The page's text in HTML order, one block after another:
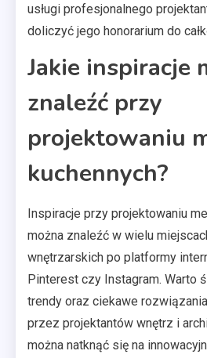
usługi profesjonalnego
doliczyć jego honorarium do
Jakie inspiracje
znaleźć przy
projektowaniu
kuchennych?
Inspiracje przy projektowaniu
można znaleźć w wielu
wnętrzarskich po platformy
Pinterest czy Instagram. Warto
trendy oraz ciekawe
przez projektantów wnętrz i
można natknąć się na